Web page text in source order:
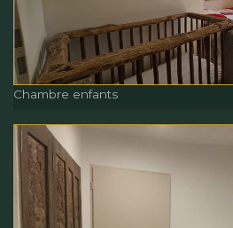
Escalier
Chambre enfants